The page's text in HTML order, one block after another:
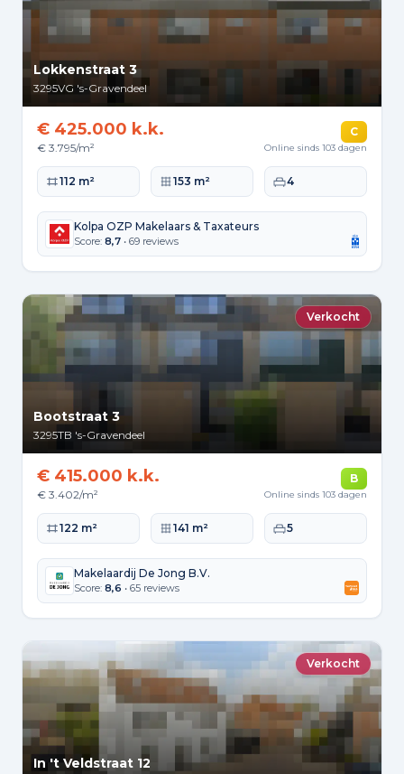
Lokkenstraat 3
3295VG 's-Gravendeel
€ 425.000 k.k.
€ 3.795/m²
C
Online sinds 103 dagen
Woonoppervlakte
112 m² Perceeloppervlakte
153 m² Slaapkamers
4
Kolpa OZP Makelaars & Taxateurs
Score: 8,7 • 69 reviews
Verkocht
Bootstraat 3
3295TB 's-Gravendeel
€ 415.000 k.k.
€ 3.402/m²
B
Online sinds 103 dagen
Woonoppervlakte
122 m² Perceeloppervlakte
141 m² Slaapkamers
5
Makelaardij De Jong B.V.
Score: 8,6 • 65 reviews
Verkocht
In 't Veldstraat 12